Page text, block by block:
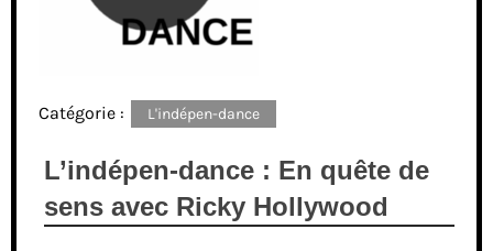
Catégorie : L'indépen-dance
L’indépen-dance : En quête de
sens avec Ricky Hollywood